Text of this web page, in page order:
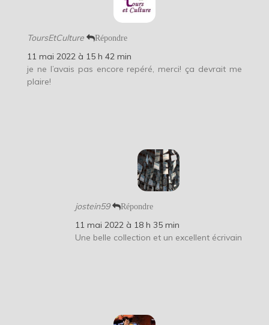
ToursEtCulture Répondre
11 mai 2022 à 15 h 42 min
je ne l’avais pas encore repéré, merci! ça devrait me
plaire!
jostein59 Répondre
11 mai 2022 à 18 h 35 min
Une belle collection et un excellent écrivain